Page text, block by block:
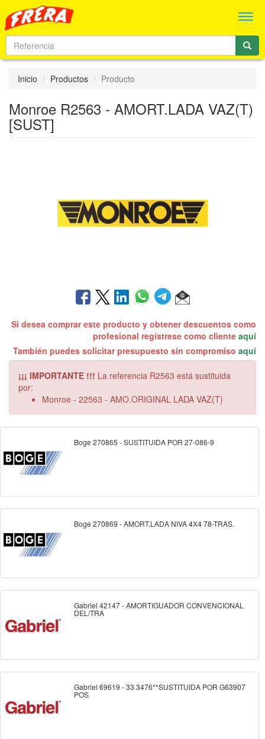
Inicio Productos Producto
Monroe R2563 - AMORT.LADA VAZ(T)
[SUST]
Si desea comprar este producto y obtener descuentos como
profesional regístrese como cliente aquí
También puedes solicitar presupuesto sin compromiso aquí
¡¡¡ IMPORTANTE !!! La referencia R2563 está sustituida
por:
Monroe - 22563 - AMO.ORIGINAL LADA VAZ(T)
Boge 270865 - SUSTITUIDA POR 27-086-9
Boge 270869 - AMORT.LADA NIVA 4X4 78-TRAS.
Gabriel 42147 - AMORTIGUADOR CONVENCIONAL
DEL/TRA
Gabriel 69619 - 33 3476**SUSTITUIDA POR G63907
POS